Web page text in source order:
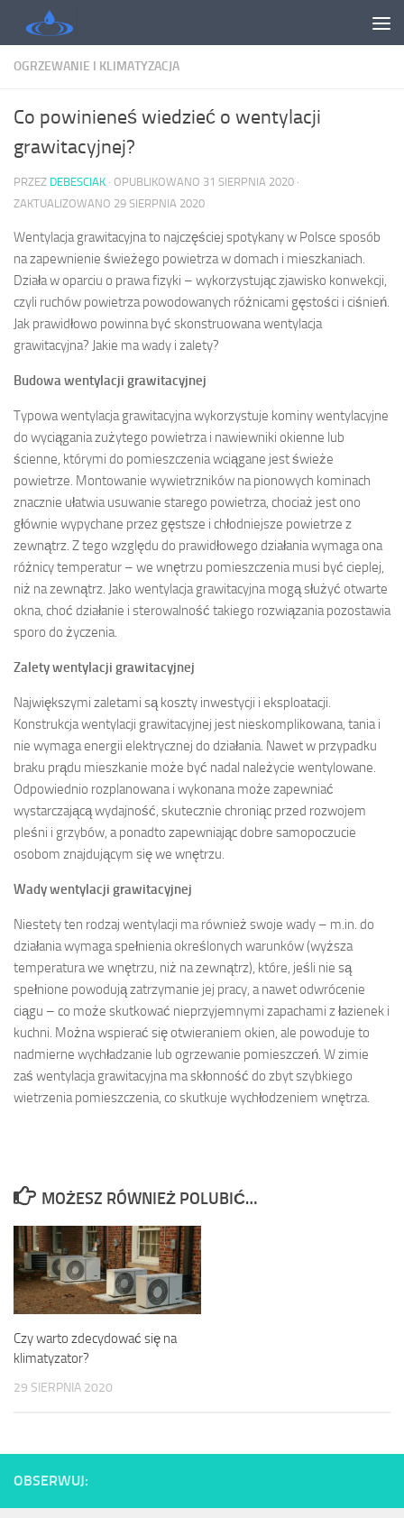
Skip to content
OGRZEWANIE I KLIMATYZACJA
Co powinieneś wiedzieć o wentylacji
grawitacyjnej?
PRZEZ DEBESCIAK · OPUBLIKOWANO 31 SIERPNIA 2020 ·
ZAKTUALIZOWANO 29 SIERPNIA 2020
Wentylacja grawitacyjna to najczęściej spotykany w Polsce sposób
na zapewnienie świeżego powietrza w domach i mieszkaniach.
Działa w oparciu o prawa fizyki – wykorzystując zjawisko konwekcji,
czyli ruchów powietrza powodowanych różnicami gęstości i ciśnień.
Jak prawidłowo powinna być skonstruowana wentylacja
grawitacyjna? Jakie ma wady i zalety?
Budowa wentylacji grawitacyjnej
Typowa wentylacja grawitacyjna wykorzystuje kominy wentylacyjne
do wyciągania zużytego powietrza i nawiewniki okienne lub
ścienne, którymi do pomieszczenia wciągane jest świeże
powietrze. Montowanie wywietrzników na pionowych kominach
znacznie ułatwia usuwanie starego powietrza, chociaż jest ono
głównie wypychane przez gęstsze i chłodniejsze powietrze z
zewnątrz. Z tego względu do prawidłowego działania wymaga ona
różnicy temperatur – we wnętrzu pomieszczenia musi być cieplej,
niż na zewnątrz. Jako wentylacja grawitacyjna mogą służyć otwarte
okna, choć działanie i sterowalność takiego rozwiązania pozostawia
sporo do życzenia.
Zalety wentylacji grawitacyjnej
Największymi zaletami są koszty inwestycji i eksploatacji.
Konstrukcja wentylacji grawitacyjnej jest nieskomplikowana, tania i
nie wymaga energii elektrycznej do działania. Nawet w przypadku
braku prądu mieszkanie może być nadal należycie wentylowane.
Odpowiednio rozplanowana i wykonana może zapewniać
wystarczającą wydajność, skutecznie chroniąc przed rozwojem
pleśni i grzybów, a ponadto zapewniając dobre samopoczucie
osobom znajdującym się we wnętrzu.
Wady wentylacji grawitacyjnej
Niestety ten rodzaj wentylacji ma również swoje wady – m.in. do
działania wymaga spełnienia określonych warunków (wyższa
temperatura we wnętrzu, niż na zewnątrz), które, jeśli nie są
spełnione powodują zatrzymanie jej pracy, a nawet odwrócenie
ciągu – co może skutkować nieprzyjemnymi zapachami z łazienek i
kuchni. Można wspierać się otwieraniem okien, ale powoduje to
nadmierne wychładzanie lub ogrzewanie pomieszczeń. W zimie
zaś wentylacja grawitacyjna ma skłonność do zbyt szybkiego
wietrzenia pomieszczenia, co skutkuje wychłodzeniem wnętrza.
MOŻESZ RÓWNIEŻ POLUBIĆ…
Czy warto zdecydować się na
klimatyzator?
29 SIERPNIA 2020
OBSERWUJ: